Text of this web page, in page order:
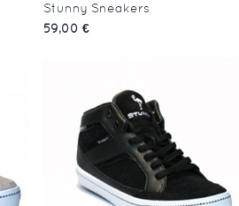
Stunny Sneakers
59,00 €